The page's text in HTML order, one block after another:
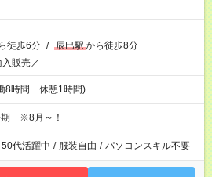
徒歩6分 / 辰巳駅から徒歩8分
販売／
8時間 休憩1時間)
期 ※8月～！
代活躍中 / 服装自由 / パソコンスキル不要